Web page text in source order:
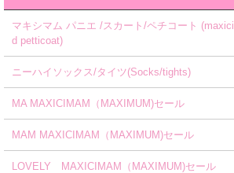
マキシマム パニエ /スカート/ペチコート
d petticoat)
ニーハイソックス/タイツ(Socks/tights)
MA MAXICIMAM（MAXIMUM)セール
MAM MAXICIMAM（MAXIMUM)セール
LOVELY MAXICIMAM（MAXIMUM)セール